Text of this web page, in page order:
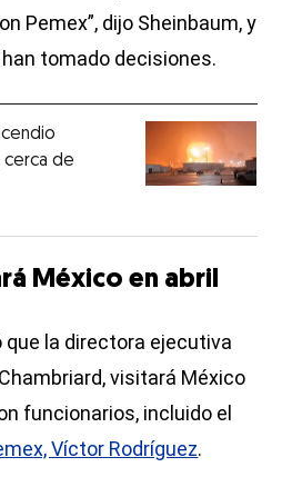
Pemex”, dijo Sheinbaum, y
tomado decisiones.
cerca de
México en abril
la directora ejecutiva
visitará México
funcionarios, incluido el
Víctor Rodríguez.